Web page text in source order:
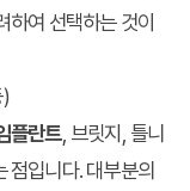
하여 선택하는 것이
플란트, 브릿지, 틀니
점입니다. 대부분의